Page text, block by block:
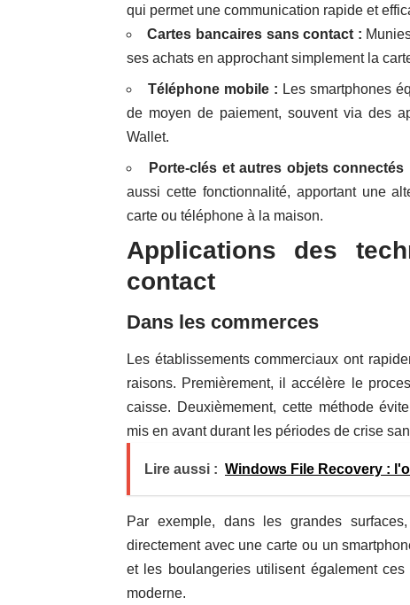
qui permet une communication rapide et
Cartes bancaires sans contact :
ses achats en approchant simplement la
Téléphone mobile : Les smartphones
de moyen de paiement, souvent via des
Wallet.
Porte-clés et autres objets connectés
aussi cette fonctionnalité, apportant une
carte ou téléphone à la maison.
Applications des
contact
Dans les commerces
Les établissements commerciaux ont
raisons. Premièrement, il accélère le
caisse. Deuxièmement, cette méthode
mis en avant durant les périodes de crise
Lire aussi : Windows File Recovery :
Par exemple, dans les grandes
directement avec une carte ou un
et les boulangeries utilisent également
moderne.